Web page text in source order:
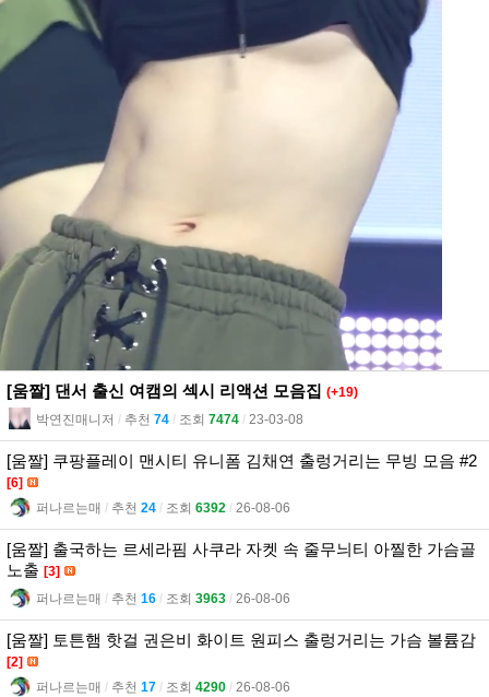
[움짤] 댄서 출신 여캠의 섹시 리액션 모음집 (+19)
박연진매니저 l 추천 74 l 조회 7474 l 23-03-08
[움짤] 쿠팡플레이 맨시티 유니폼 김채연 출렁거리는 무빙 모음 #2
[6]
퍼나르는매 l 추천 24 l 조회 6392 l 26-08-06
[움짤] 출국하는 르세라핌 사쿠라 자켓 속 줄무늬티 아찔한 가슴골
노출 [3]
퍼나르는매 l 추천 16 l 조회 3963 l 26-08-06
[움짤] 토튼햄 핫걸 권은비 화이트 원피스 출렁거리는 가슴 볼륨감
[2]
퍼나르는매 l 추천 17 l 조회 4290 l 26-08-06